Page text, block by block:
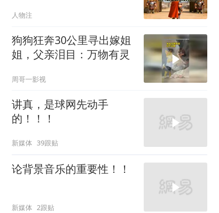
人物注
狗狗狂奔30公里寻出嫁姐
姐，父亲泪目：万物有灵
周哥一影视
讲真，是球网先动手
的！！！
新媒体 39跟贴
论背景音乐的重要性！！
新媒体 2跟贴